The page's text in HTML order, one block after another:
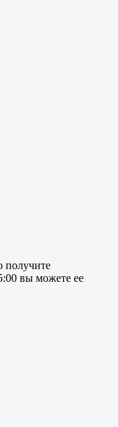
получите
вы можете ее